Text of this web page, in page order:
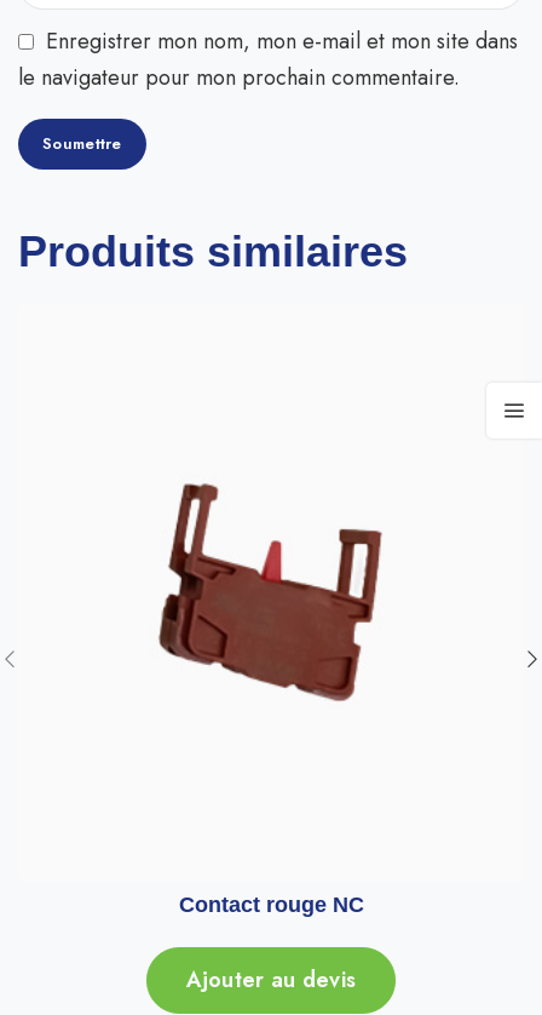
Enregistrer mon nom, mon e-mail et mon site dans
le navigateur pour mon prochain commentaire.
Produits similaires
Contact rouge NC
Ajouter au devis